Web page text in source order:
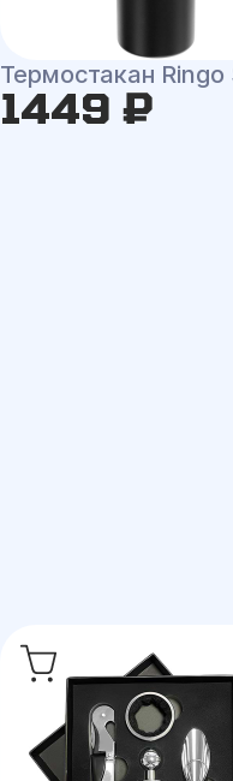
Термостакан
1449 ₽